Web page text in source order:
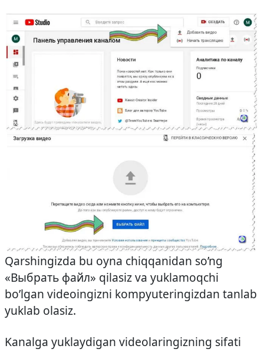
Qarshingizda bu oyna chiqqanidan so’ng
«Выбрать файл» qilasiz va yuklamoqchi
bo’lgan videoingizni kompyuteringizdan tanlab
yuklab olasiz.
Kanalga yuklaydigan videolaringizning sifati